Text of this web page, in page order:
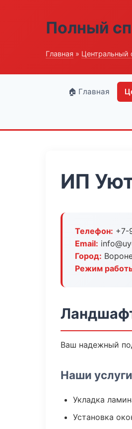
Полный
Главная » Центральный
🏠 Главная
ИП
Телефон: +7-
Email:
Город:
Режим
Ваш надежный
Наши услуги
Укладка
Установка